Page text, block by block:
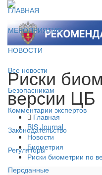
ГЛАВНАЯ
МЕРОПРИЯТИЯ
НОВОСТИ
Все новости
Безопасникам
Комментарии экспертов
Законодательство
Регуляторы
Персданные
Риски
версии
Главная
BIS Journal
Новости
Биометрия
Риски биометрии по